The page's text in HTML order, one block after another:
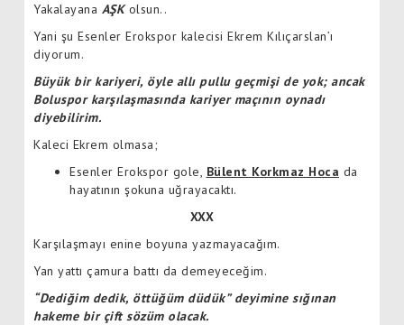
Yakalayana AŞKolsun..
Yani şu Esenler Erokspor kalecisi Ekrem Kılıçarslan’ı
diyorum.
Büyük bir kariyeri, öyle allı pullu geçmişi de yok; ancak
Boluspor karşılaşmasında kariyer maçının oynadı
diyebilirim.
Kaleci Ekrem olmasa;
Esenler Erokspor gole, Bülent Korkmaz Hoca da
hayatının şokuna uğrayacaktı.
XXX
Karşılaşmayı enine boyuna yazmayacağım.
Yan yattı çamura battı da demeyeceğim.
“Dediğim dedik, öttüğüm düdük” deyimine sığınan
hakeme bir çift sözüm olacak.